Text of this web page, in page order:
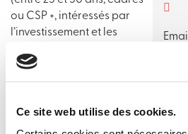
Ce site web utilise des cookies.
ou CSP +, intéressés par
l’investissement et les
alors échangeons !
Quelques exemples de
partenaires avec
Email